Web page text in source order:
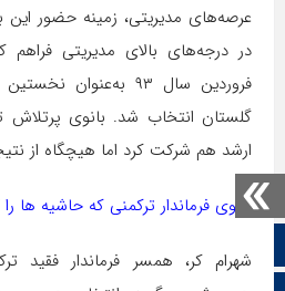
عرصه‌های مدیریتی، زمینه حضور
فروردین سال ۹۳
گلستان انتخاب شد. بانوی پرتلاش
ارشد هم شرکت کرد اما هیچگاه از
بانوی فرماندار ترکمنی که حاشیه ها را
شهرام کر، همسر فرماندار فقید